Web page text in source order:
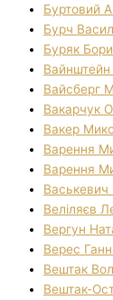
Буртовий
Бурч
Буряк
Вайсберг
Вакарчук
Вакер
Варення
Варення
Васькевич
Веліляєв
Вергун
Верес
Вештак
Вештак-